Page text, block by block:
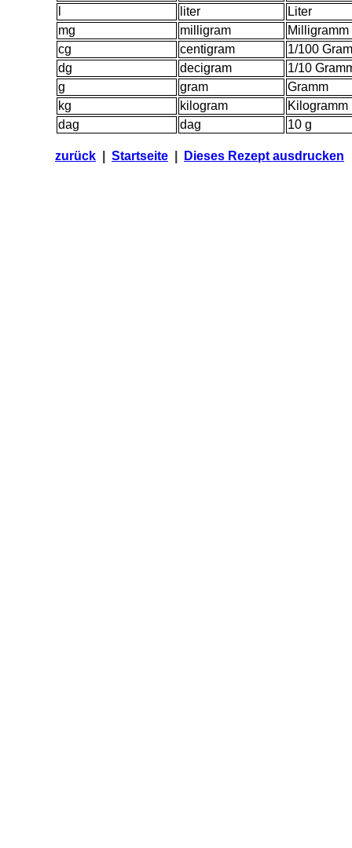
liter
Liter
mg
milligram
Milligramm
cg
centigram
1/100
dg
decigram
1/10
g
gram
Gramm
kg
kilogram
Kilogramm
dag
dag 10 g
zurück Startseite Dieses Rezept ausdrucken